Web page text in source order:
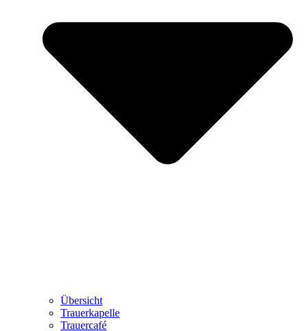
Übersicht
Trauerkapelle
Trauercafé